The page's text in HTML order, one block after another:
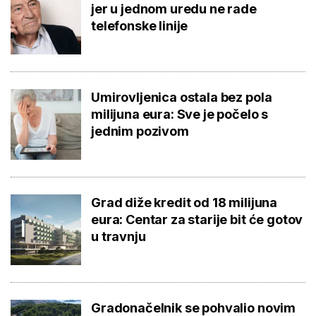
jer u jednom uredu ne rade
telefonske linije
Umirovljenica ostala bez pola
milijuna eura: Sve je počelo s
jednim pozivom
Grad diže kredit od 18 milijuna
eura: Centar za starije bit će gotov
u travnju
Gradonačelnik se pohvalio novim